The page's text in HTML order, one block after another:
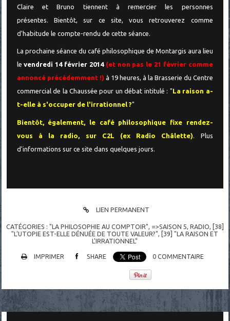
Claire et Bruno tiennent à remercier les personnes
présentes. Bientôt, sur ce site, vous retrouverez comme
d'habitude le compte-rendu de cette séance.
La prochaine séance du café philosophique de Montargis aura lieu
le vendredi 14 février 2014(et non pas le 21 février comme
annoncé précédemment !) à 19 heures, à la Brasserie du Centre
commercial de la Chaussée pour un débat intitulé : "La raison a-
t-elle à s'occuper de l'irrationnel ?"
Bientôt, également, le café philosophique fixe rendez-
vous à la radio, sur C2L (ex Radio Châlette).
Plus
d'informations sur ce site dans quelques jours.
LIEN PERMANENT
CATÉGORIES : "LA PHILOSOPHIE AU COMPTOIR" =>SAISON 5 RADIO
[38]
"L’UTOPIE EST-ELLE DÉNUÉE DE TOUTE VALEUR?"
[39] "LA RAISON ET
L'IRRATIONNEL"
IMPRIMER SHARE 0 COMMENTAIRE